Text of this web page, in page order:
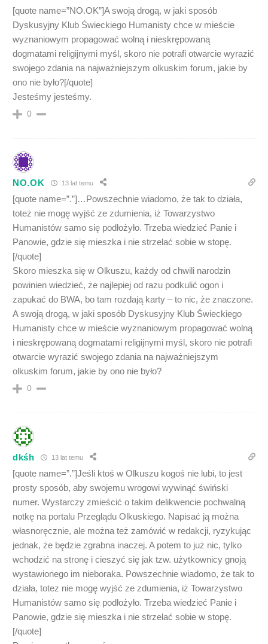
[quote name=”NO.OK”]A swoją drogą, w jaki sposób
Dyskusyjny Klub Świeckiego Humanisty chce w mieście
wyznaniowym propagować wolną i nieskrępowaną
dogmatami religijnymi myśl, skoro nie potrafi otwarcie wyrazić
swojego zdania na najważniejszym olkuskim forum, jakie by
ono nie było?[/quote]
Jesteśmy jesteśmy.
0
NO.OK 13 lat temu
[quote name=”.”]…Powszechnie wiadomo, że tak to działa,
toteż nie mogę wyjść ze zdumienia, iż Towarzystwo
Humanistów samo się podłożyło. Trzeba wiedzieć Panie i
Panowie, gdzie się mieszka i nie strzelać sobie w stopę.
[/quote]
Skoro mieszka się w Olkuszu, każdy od chwili narodzin
powinien wiedzieć, że najlepiej od razu podkulić ogon i
zapukać do BWA, bo tam rozdają karty – to nic, że znaczone.
A swoją drogą, w jaki sposób Dyskusyjny Klub Świeckiego
Humanisty chce w mieście wyznaniowym propagować wolną
i nieskrępowaną dogmatami religijnymi myśl, skoro nie potrafi
otwarcie wyrazić swojego zdania na najważniejszym
olkuskim forum, jakie by ono nie było?
0
dkśh 13 lat temu
[quote name=”.”]Jeśli ktoś w Olkuszu kogoś nie lubi, to jest
prosty sposób, aby swojemu wrogowi wywinąć świński
numer. Wystarczy zmieścić o takim delikwencie pochwalną
notkę na portalu Przeglądu Olkuskiego. Napisać ją można
własnoręcznie, ale można też zamówić w redakcji, ryzykując
jednak, że będzie zgrabna inaczej. A potem to już nic, tylko
wchodzić na stronę i cieszyć się jak tzw. użytkownicy gnoją
wystawionego im nieboraka. Powszechnie wiadomo, że tak to
działa, totez nie mogę wyjść ze zdumienia, iż Towarzystwo
Humanistów samo się podłożyło. Trzeba wiedzieć Panie i
Panowie, gdzie się mieszka i nie strzelać sobie w stopę.
[/quote]